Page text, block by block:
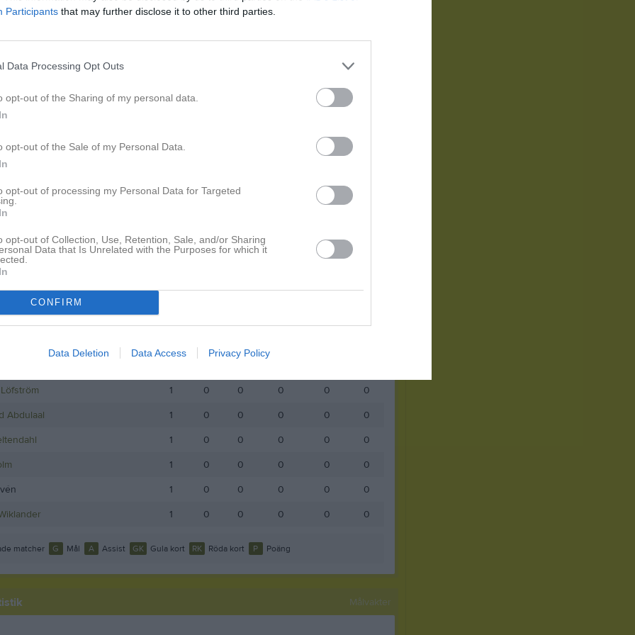
Participants that may further disclose it to other third parties.
Data Processing Opt Outs
opt-out of the Sharing of my personal data.
opt-out of the Sale of my Personal Data.
opt-out of processing my Personal Data for Targeted
opt-out of Collection, Use, Retention, Sale, and/or Sharing
Data that Is Unrelated with the Purposes for which it
CONFIRM
Data Deletion Data Access Privacy Policy
enkelt! Vi sätter defensiven mer eller mindre felfritt och Trekanten skapar nästan
idag och offensivt känns som vi har mer att ge! Matchen är väldigt jämn och
ett oavgjort resultat hade absolut varit mest rättvist! "
Utespelare
M RK
1 0 0 0
Kennerfalk
1 0 0 0
1 0 0 1 0
1 0 0 0 0
0
Abdulaal
1 0 0 0 0
0
1 0 0 0 0
0
1 0 0 0 0
0
1 0 0 0 0
0
1 0 0 0 0 0
matcher G Mål A Assist GK Gula kort RK Röda kort P Poäng
Målvakter